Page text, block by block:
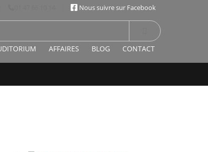
Nous suivre sur Facebook
AFFAIRES BLOG CONTACT